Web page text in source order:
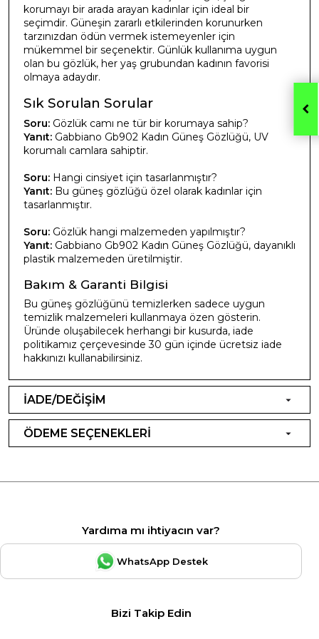
korumayı bir arada arayan kadınlar için ideal bir
seçimdir. Güneşin zararlı etkilerinden korunurken
tarzınızdan ödün vermek istemeyenler için
mükemmel bir seçenektir. Günlük kullanıma uygun
olan bu gözlük, her yaş grubundan kadının favorisi
olmaya adaydır.
Sık Sorulan Sorular
Soru: Gözlük camı ne tür bir korumaya sahip?
Yanıt: Gabbiano Gb902 Kadın Güneş Gözlüğü, UV
korumalı camlara sahiptir.
Soru: Hangi cinsiyet için tasarlanmıştır?
Yanıt: Bu güneş gözlüğü özel olarak kadınlar için
tasarlanmıştır.
Soru: Gözlük hangi malzemeden yapılmıştır?
Yanıt: Gabbiano Gb902 Kadın Güneş Gözlüğü, dayanıklı
plastik malzemeden üretilmiştir.
Bakım & Garanti Bilgisi
Bu güneş gözlüğünü temizlerken sadece uygun
temizlik malzemeleri kullanmaya özen gösterin.
Üründe oluşabilecek herhangi bir kusurda, iade
politikamız çerçevesinde 30 gün içinde ücretsiz iade
hakkınızı kullanabilirsiniz.
İADE/DEĞİŞİM
ÖDEME SEÇENEKLERİ
Yardıma mı ihtiyacın var?
WhatsApp Destek
Bizi Takip Edin